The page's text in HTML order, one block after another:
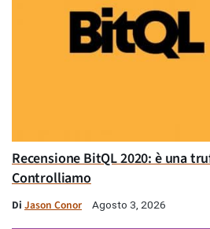
Recensione BitQL 2020: è una
Controlliamo
Di Jason Conor Agosto 3, 2026